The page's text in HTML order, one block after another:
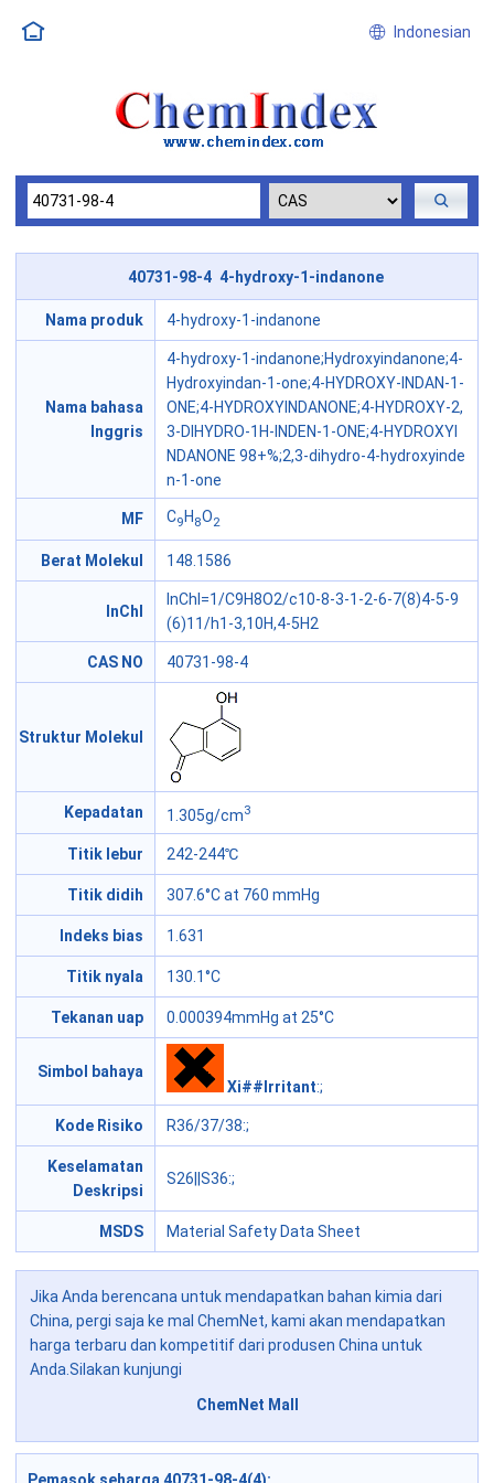
Indonesian
40731-98-4 4-hydroxy-1-indanone
Nama produk 4-hydroxy-1-indanone
Nama bahasa
Inggris
4-hydroxy-1-indanone;Hydroxyindanone;4-
Hydroxyindan-1-one;4-HYDROXY-INDAN-1-
ONE;4-HYDROXYINDANONE;4-HYDROXY-2,
3-DIHYDRO-1H-INDEN-1-ONE;4-HYDROXYI
NDANONE 98+%;2,3-dihydro-4-hydroxyinde
n-1-one
MF C9 H 8O2
Berat Molekul 148.1586
InChI
InChI=1/C9H8O2/c10-8-3-1-2-6-7(8)4-5-9
(6)11/h1-3,10H,4-5H2
CAS NO 40731-98-4
Struktur Molekul
Kepadatan 1.305g/cm3
Titik lebur 242-244℃
Titik didih 307.6°C at 760 mmHg
Indeks bias 1.631
Titik nyala 130.1°C
Tekanan uap 0.000394mmHg at 25°C
Simbol bahaya
Xi##Irritant:;
Kode Risiko R36/37/38:;
Keselamatan
Deskripsi
S26||S36:;
MSDS Material Safety Data Sheet
Jika Anda berencana untuk mendapatkan bahan kimia dari
China, pergi saja ke mal ChemNet, kami akan mendapatkan
harga terbaru dan kompetitif dari produsen China untuk
Anda.Silakan kunjungi
ChemNet Mall